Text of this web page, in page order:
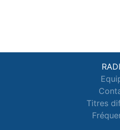
Titres